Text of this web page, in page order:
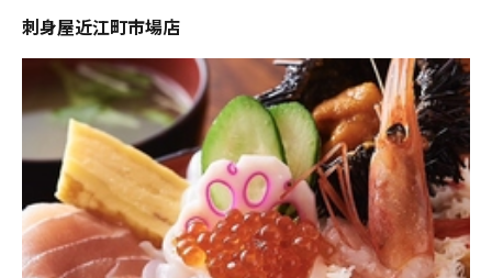
刺身屋近江町市場店